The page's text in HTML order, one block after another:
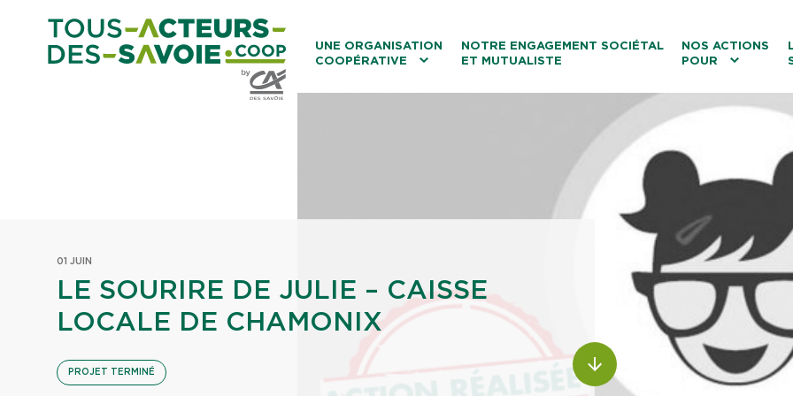
UNE ORGANISATION
COOPÉRATIVE
NOTRE ENGAGEMENT SOCIÉTAL
ET MUTUALISTE
NOS ACTIONS
POUR
La biodiversité
Les associations
01 JUIN
LE SOURIRE DE JULIE – CAISSE
LOCALE DE CHAMONIX
PROJET TERMINÉ